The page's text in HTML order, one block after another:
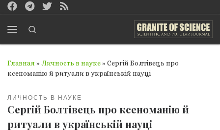
Перейти к содержимому
Главная » Личность в науке» Сергій Болтівець про
ксеноманію й ритуали в українській науці
ЛИЧНОСТЬ В НАУКЕ
Сергій Болтівець про ксеноманію й
ритуали в українській науці